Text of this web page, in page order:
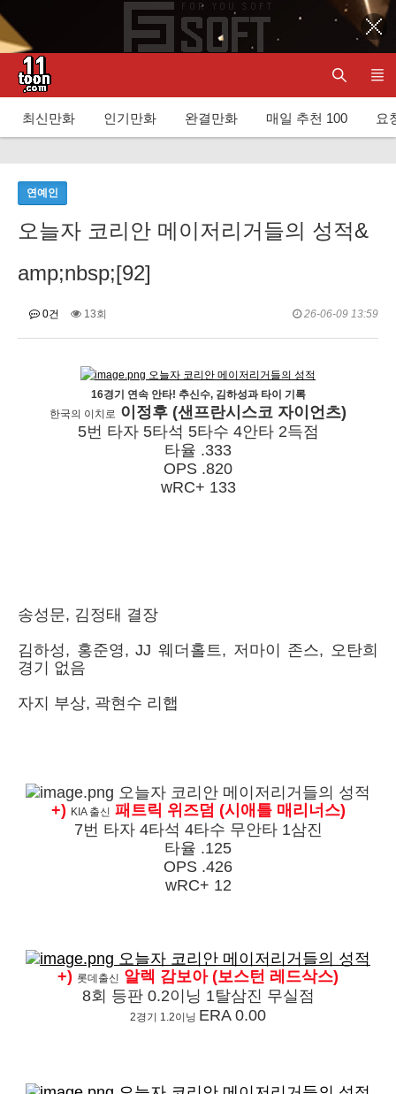
최신만화 인기만화 완결만화 매일 추천 100 요
연예인
오늘자 코리안 메이저리거들의 성적&
amp;nbsp;[92]
0건 13회 26-06-09 13:59
16경기 연속 안타! 추신수, 김하성과 타이 기록
한국의 이치로 이정후 (샌프란시스코 자이언츠)
5번 타자 5타석 5타수 4안타 2득점
타율 .333
OPS .820
wRC+ 133
송성문, 김정태 결장
김하성, 홍준영, JJ 웨더홀트, 저마이 존스, 오탄희
경기 없음
자지 부상, 곽현수 리햅
+) KIA 출신 패트릭 위즈덤 (시애틀 매리너스)
7번 타자 4타석 4타수 무안타 1삼진
타율 .125
OPS .426
wRC+ 12
+) 롯데 출신 알렉 감보아 (보스턴 레드삭스)
8회 등판 0.2이닝 1탈삼진 무실점
2경기 1.2이닝 ERA 0.00